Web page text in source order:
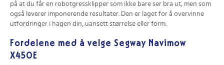
på at du får en robotgressklipper som ikke bare ser bra ut, men som
også leverer imponerende resultater. Den er laget for å overvinne
utfordringer i hagen din, uansett størrelse eller form.
Fordelene med å velge Segway Navimow
X450E